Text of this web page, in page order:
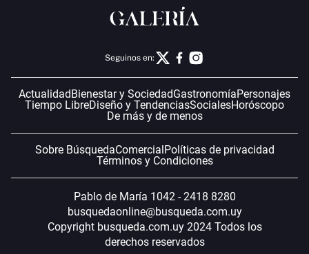
Seguinos en:
Actualidad Bienestar y SociedadGastronomíaPersonajes
Tiempo LibreDiseño y TendenciasSocialesHoróscopo
De más y de menos
Sobre BúsquedaComercial Políticas de privacidad
Términos y Condiciones
Pablo de María 1042 - 2418 8280
busquedaonline@busqueda.com.uy
Copyright busqueda.com.uy 2024 Todos los
derechos reservados